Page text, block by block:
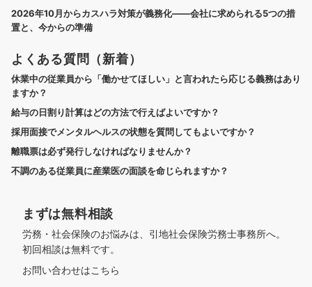
2026年10月からカスハラ対策が義務化——会社に求められる5つの措
置と、今からの準備
よくある質問（新着）
休業中の従業員から「働かせてほしい」と言われたら応じる義務はあり
ますか？
給与の日割り計算はどの方法で行えばよいですか？
採用面接でメンタルヘルスの状態を質問してもよいですか？
離職票は必ず発行しなければなりませんか？
不調のある従業員に産業医の面談を命じられますか？
まずは無料相談
労務・社会保険のお悩みは、引地社会保険労務士事務所へ。
初回相談は無料です。
お問い合わせはこちら